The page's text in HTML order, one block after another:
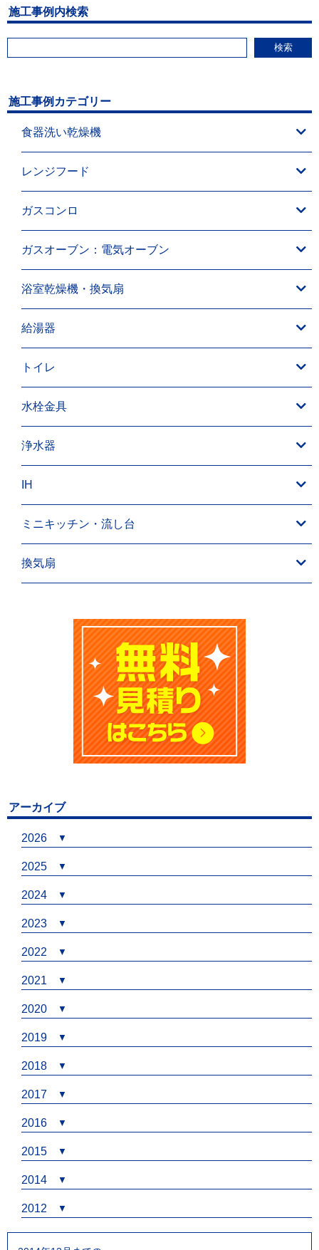
施工事例内検索
検索
施工事例カテゴリー
食器洗い乾燥機
レンジフード
ガスコンロ
ガスオーブン：電気オーブン
浴室乾燥機・換気扇
給湯器
トイレ
水栓金具
浄水器
IH
ミニキッチン・流し台
換気扇
アーカイブ
2026
2025
2024
2023
2022
2021
2020
2019
2018
2017
2016
2015
2014
2012